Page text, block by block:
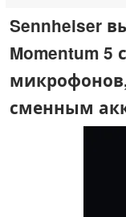
Sennheiser
Momentum
сменным